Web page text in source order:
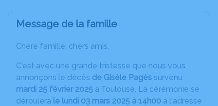
Message de la famille
Chère famille, chers amis,
C'est avec une grande tristesse que nous vous
annonçons le décès de Gisèle Pagès survenu
mardi 25 février 2025 à Toulouse. La cérémonie se
déroulera le lundi 03 mars 2025 à 14h00 à l'adresse